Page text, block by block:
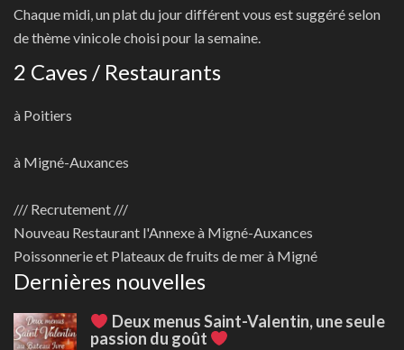
Chaque midi, un plat du jour différent vous est suggéré selon
de thème vinicole choisi pour la semaine.
2 Caves / Restaurants
à Poitiers
à Migné-Auxances
/// Recrutement ///
Nouveau Restaurant l'Annexe à Migné-Auxances
Poissonnerie et Plateaux de fruits de mer à Migné
Dernières nouvelles
Deux menus Saint-Valentin, une seule
passion du goût